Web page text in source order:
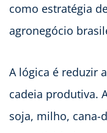
como estratégia
agronegócio
A lógica é reduzir
cadeia produtiva.
soja, milho, cana-